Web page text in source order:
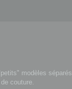
modèles
couture.